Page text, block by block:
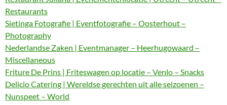
Restaurants
Sietinga Fotografie | Eventfotografie – Oosterhout –
Photography
Nederlandse Zaken | Eventmanager – Heerhugowaard –
Miscellaneous
Friture De Prins | Friteswagen op locatie – Venlo – Snacks
Delicio Catering | Wereldse gerechten uit alle seizoenen –
Nunspeet – World